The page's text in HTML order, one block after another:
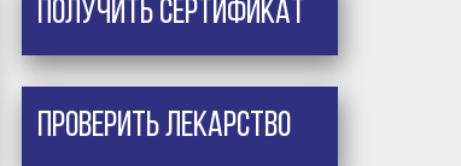
Получить сертификат
Проверить лекарство